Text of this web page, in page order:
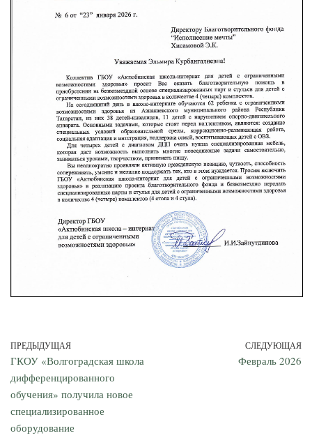
ПРЕДЫДУЩАЯ
ГКОУ «Волгоградская школа
дифференцированного
обучения» получила новое
специализированное
оборудование
СЛЕДУЮЩАЯ
Февраль 2026